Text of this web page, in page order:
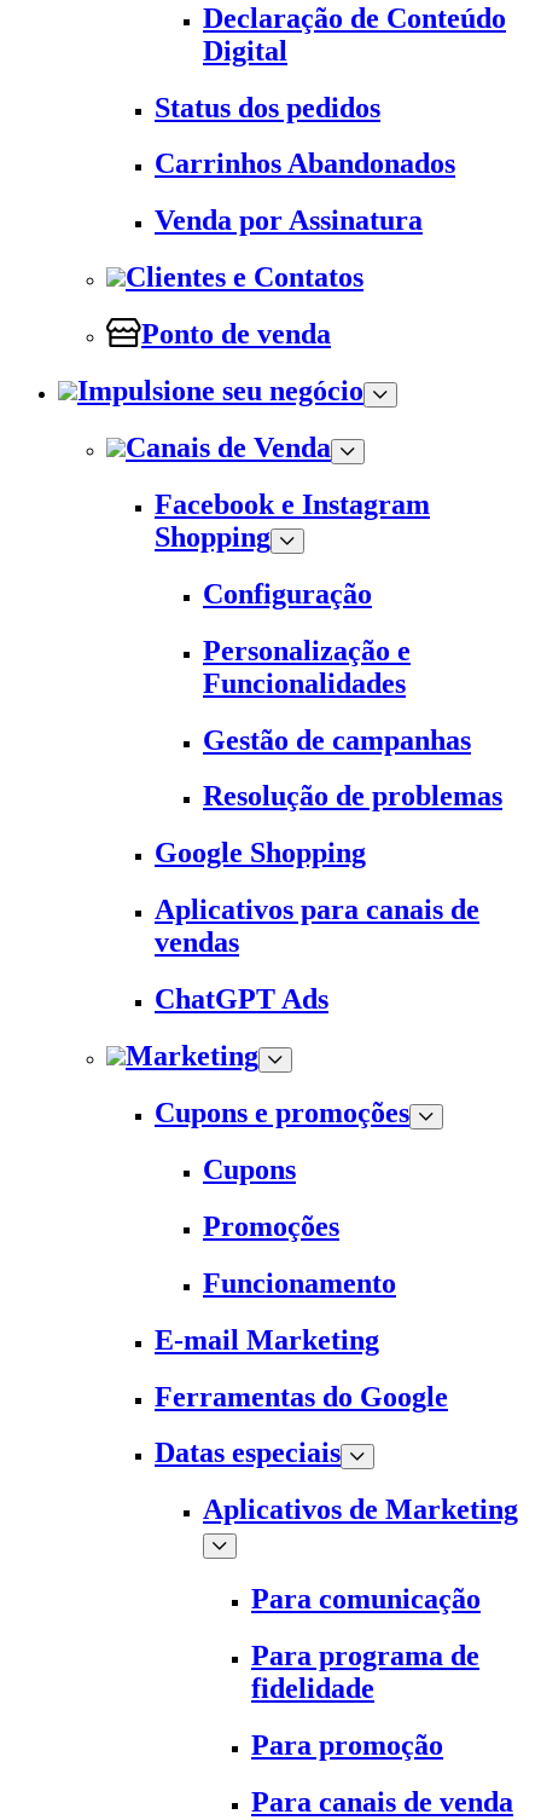
Declaração de Conteúdo
Digital
Status dos pedidos
Carrinhos Abandonados
Venda por Assinatura
Clientes e Contatos
Ponto de venda
Impulsione seu negócio
Canais de Venda
Facebook e Instagram
Shopping
Configuração
Personalização e
Funcionalidades
Gestão de campanhas
Resolução de problemas
Google Shopping
Aplicativos para canais de
vendas
ChatGPT Ads
Marketing
Cupons e promoções
Cupons
Promoções
Funcionamento
E-mail Marketing
Ferramentas do Google
Datas especiais
Aplicativos de Marketing
Para comunicação
Para programa de
fidelidade
Para promoção
Para canais de venda